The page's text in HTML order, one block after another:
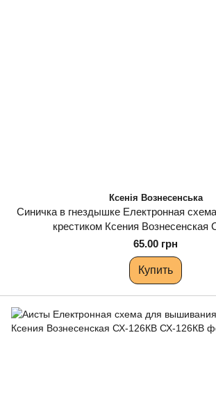
Ксенія Вознесенська
Синичка в гнездышке Електронная
крестиком Ксения Вознесенская
65.00 грн
Купить